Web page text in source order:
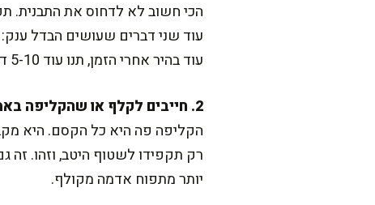
הכי חשוב לא לדחוס את התבנית.
עוד בהיר אחרי הזמן, תנו עוד 5-10 דק' בלי לפחד, כל תנור מתנהג אחרת.
2. חייבים לקלף או שהקליפה באמת טעימה?
הקליפה פה היא כל הקסם. היא
רק תקפידו לשטוף היטב, וזהו. זה
יותר מתפוח אדמה מקולף.